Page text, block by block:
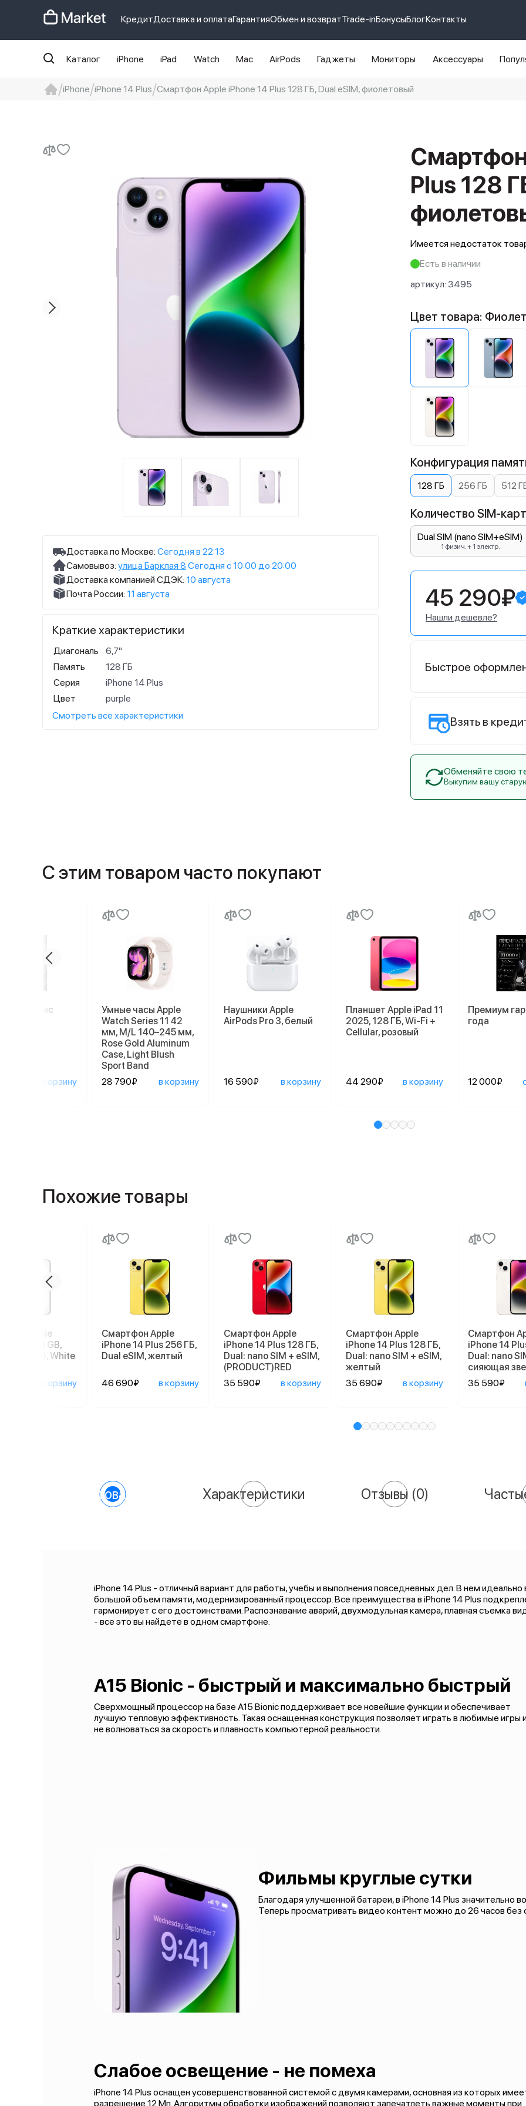
КредитДоставка и оплатаГарантияОбмен и возвратTrade-inБонусыБлогКонтакты
Каталог iPhone iPad Watch Mac AirPods Гаджеты Мониторы Аксессуары
iPhone iPhone 14 Plus Смартфон Apple iPhone 14 Plus 128 ГБ, Dual еSIM, фиолетовый
Plus 128
Имеется недостаток
Есть в наличии
артикул: 3495
Доставка по Москве: Сегодня в 22:13
Самовывоз: улица Барклая 8 Сегодня с 10:00 до 20:00
Доставка компанией СДЭК: 10 августа
Почта России: 11 августа
Краткие характеристики
Диагональ
6,7"
Память
128 ГБ
Серия
iPhone 14 Plus
Цвет
purple
Смотреть все характеристики
Цвет товара:
Конфигурация
128 ГБ 256 ГБ 512
Количество SIM-
Dual SIM (nano SIM+eSIM)
1 физич. + 1 электр.
45 290₽
Нашли дешевле?
Быстрое
Взять в
Обменяйте свою
Выкупим вашу
С этим товаром часто покупают
сервис
в корзину
Умные часы Apple
Watch Series 11 42
мм, M/L 140–245 мм,
Rose Gold Aluminum
Case, Light Blush
Sport Band
28 790₽
в корзину
Наушники Apple
AirPods Pro 3, белый
16 590₽ в корзину
Планшет Apple iPad 11
2025, 128 ГБ, Wi-Fi +
Cellular, розовый
44 290₽ в корзину
Премиум
года
12 000₽
Похожие товары
Apple
17e 256 GB,
(eSIM), White
в корзину
Смартфон Apple
iPhone 14 Plus 256 ГБ,
Dual еSIM, желтый
46 690₽ в корзину
Смартфон Apple
iPhone 14 Plus 128 ГБ,
Dual: nano SIM + eSIM,
(PRODUCT)RED
35 590₽
в корзину
Смартфон Apple
iPhone 14 Plus 128 ГБ,
Dual: nano SIM + eSIM,
желтый
35 690₽
в корзину
Смартфон
iPhone 14
Dual: nano
сияющая
35 590₽
О товаре Характеристики Отзывы (0)
iPhone 14 Plus - отличный вариант для работы, учебы и выполнения повседневных дел. В нем
большой объем памяти, модернизированный процессор. Все преимущества в iPhone 14 Plus
гармонирует с его достоинствами. Распознавание аварий, двухмодульная камера, плавная съемка
- все это вы найдете в одном смартфоне.
A15 Bionic - быстрый и максимально быстрый
Сверхмощный процессор на базе A15 Bionic поддерживает все новейшие функции и обеспечивает
лучшую тепловую эффективность. Такая оснащенная конструкция позволяет играть в любимые игры
не волноваться за скорость и плавность компьютерной реальности.
Фильмы круглые сутки
Благодаря улучшенной батареи, в iPhone 14 Plus значительно
Теперь просматривать видео контент можно до 26 часов без
Слабое освещение - не помеха
iPhone 14 Plus оснащен усовершенствованной системой с двумя камерами, основная из которых
разрешение 12 Мп. Алгоритмы обработки изображений позволяют запечатлеть важные моменты при